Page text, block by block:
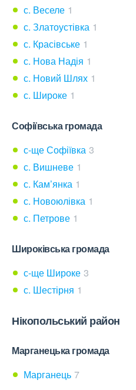
с. Веселе 1
с. Златоустівка 1
с. Красівське 1
с. Нова Надія 1
с. Новий Шлях 1
с. Широке 1
Софіївська громада
с-ще Софіївка 3
с. Вишневе 1
с. Кам’янка 1
с. Новоюлівка 1
с. Петрове 1
Широківська громада
с-ще Широке 3
с. Шестірня 1
Нікопольський район
Марганецька громада
Марганець 7